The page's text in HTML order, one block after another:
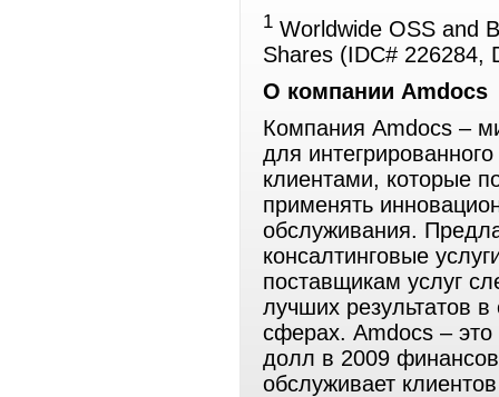
1 Worldwide OSS and
Shares (IDC# 226284,
О компании Amdocs
Компания Amdocs –
для
клиентами, которые
применять
обслуживания.
консалтинговые
поставщикам услуг
лучших результатов
сферах. Amdocs –
долл в 2009
обслуживает